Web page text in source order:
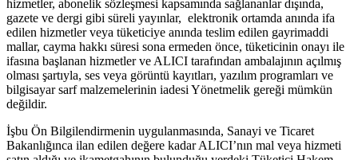
hizmetler, abonelik sözleşmesi kapsamında sağlananlar dışında,
gazete ve dergi gibi süreli yayınlar, elektronik ortamda anında ifa
edilen hizmetler veya tüketiciye anında teslim edilen gayrimaddi
mallar, cayma hakkı süresi sona ermeden önce, tüketicinin onayı ile
ifasına başlanan hizmetler ve ALICI tarafından ambalajının açılmış
olması şartıyla, ses veya görüntü kayıtları, yazılım programları ve
bilgisayar sarf malzemelerinin iadesi Yönetmelik gereği mümkün
değildir.
İşbu Ön Bilgilendirmenin uygulanmasında, Sanayi ve Ticaret
Bakanlığınca ilan edilen değere kadar ALICI’nın mal veya hizmeti